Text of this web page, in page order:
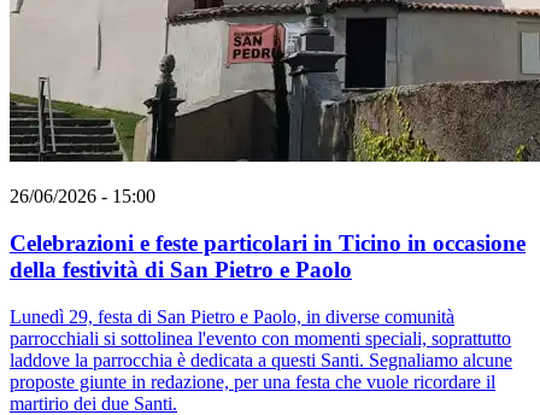
26/06/2026 - 15:00
Celebrazioni e feste particolari in Ticino in occasione
della festività di San Pietro e Paolo
Lunedì 29, festa di San Pietro e Paolo, in diverse comunità
parrocchiali si sottolinea l'evento con momenti speciali, soprattutto
laddove la parrocchia è dedicata a questi Santi. Segnaliamo alcune
proposte giunte in redazione, per una festa che vuole ricordare il
martirio dei due Santi.